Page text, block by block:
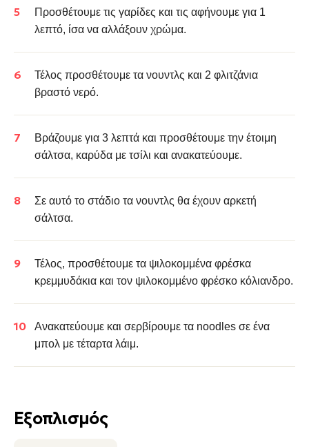
Εξοπλισμός
Προσθέτουμε τις γαρίδες και τις αφήνουμε για 1
λεπτό, ίσα να αλλάξουν χρώμα.
Τέλος προσθέτουμε τα νουντλς και 2 φλιτζάνια
βραστό νερό.
Βράζουμε για 3 λεπτά και προσθέτουμε την έτοιμη
σάλτσα, καρύδα με τσίλι και ανακατεύουμε.
Σε αυτό το στάδιο τα νουντλς θα έχουν αρκετή
σάλτσα.
Τέλος, προσθέτουμε τα ψιλοκομμένα φρέσκα
κρεμμυδάκια και τον ψιλοκομμένο φρέσκο κόλιανδρο.
Ανακατεύουμε και σερβίρουμε τα noodles σε ένα
μπολ με τέταρτα λάιμ.